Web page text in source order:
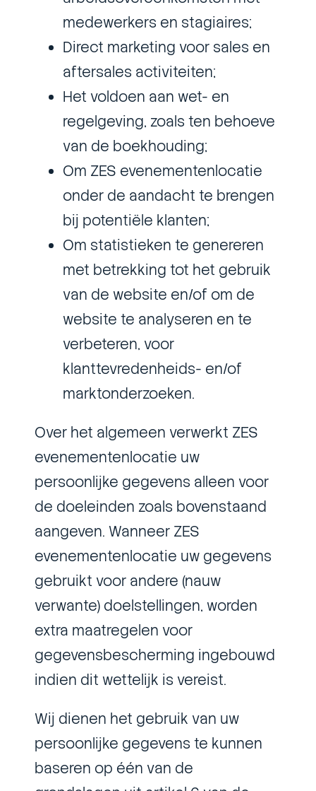
medewerkers en stagiaires;
Direct marketing voor sales en
aftersales activiteiten;
Het voldoen aan wet- en
regelgeving, zoals ten behoeve
van de boekhouding;
Om ZES evenementenlocatie
onder de aandacht te brengen
bij potentiële klanten;
Om statistieken te genereren
met betrekking tot het gebruik
van de website en/of om de
website te analyseren en te
verbeteren, voor
klanttevredenheids- en/of
marktonderzoeken.
Over het algemeen verwerkt ZES
evenementenlocatie uw
persoonlijke gegevens alleen voor
de doeleinden zoals bovenstaand
aangeven. Wanneer ZES
evenementenlocatie uw gegevens
gebruikt voor andere (nauw
verwante) doelstellingen, worden
extra maatregelen voor
gegevensbescherming ingebouwd
indien dit wettelijk is vereist.
Wij dienen het gebruik van uw
persoonlijke gegevens te kunnen
baseren op één van de